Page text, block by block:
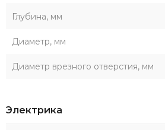
Глубина, мм
Диаметр, мм
Диаметр врезного отверстия, мм
Электрика